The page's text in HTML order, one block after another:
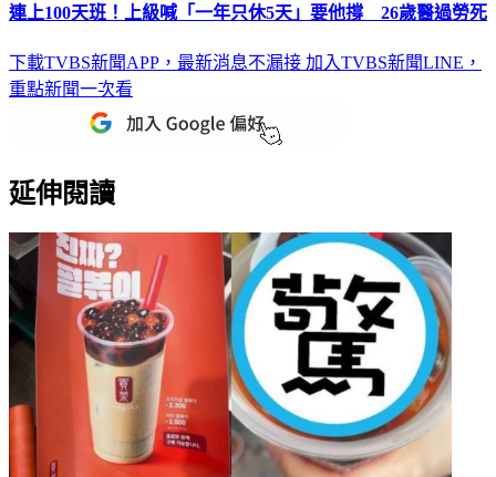
連上100天班！上級喊「一年只休5天」要他撐 26歲醫過勞死
下載TVBS新聞APP，最新消息不漏接 加入TVBS新聞LINE，
重點新聞一次看
延伸閱讀